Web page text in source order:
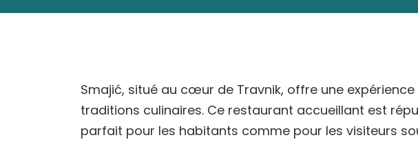
Smajić, situé au cœur de Travnik, offre une
traditions culinaires. Ce restaurant accueillant est
parfait pour les habitants comme pour les visiteurs